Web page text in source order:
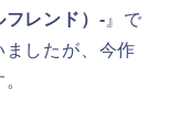
フレンド）- 』で
したが、今作